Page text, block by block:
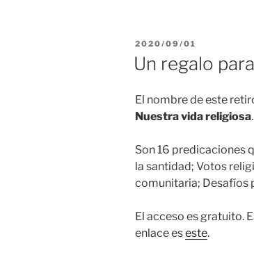
PUBLICADO
EL
2020/09/01
Un regalo
El nombre de este
Nuestra vida religiosa.
Son 16 predicaciones
la santidad; Votos
comunitaria; Desafíos
El acceso es gratuito.
enlace eseste.